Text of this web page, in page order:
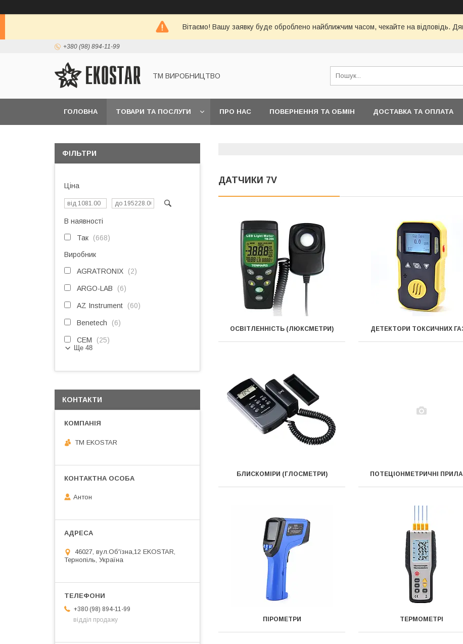
Вітаємо! Вашу заявку буде оброблено найближчим часом, чекайте на відповідь.
+380 (98) 894-11-99
ТМ ВИРОБНИЦТВО
ГОЛОВНА ТОВАРИ ТА ПОСЛУГИ ПРО НАС ПОВЕРНЕННЯ ТА ОБМІН ДОСТАВКА ТА ОПЛАТА
ДАТЧИКИ 7V
ОСВІТЛЕННІСТЬ (ЛЮКСМЕТРИ) ДЕТЕКТОРИ ТОКСИЧНИХ
БЛИСКОМІРИ (ГЛОСМЕТРИ) ПОТЕЦІОНМЕТРИЧНІ
ПІРОМЕТРИ ТЕРМОМЕТРІ
ФІЛЬТРИ
Ціна
В наявності
Так 668
Виробник
AGRATRONIX 2
ARGO-LAB 6
AZ Instrument 60
Benetech 6
CEM 25
Ще 48
КОНТАКТИ
ТМ EKOSTAR
Антон
46027, вул.Об'їзна,12 EKOSTAR,
Тернопіль, Україна
+380 (98) 894-11-99
відділ продажу